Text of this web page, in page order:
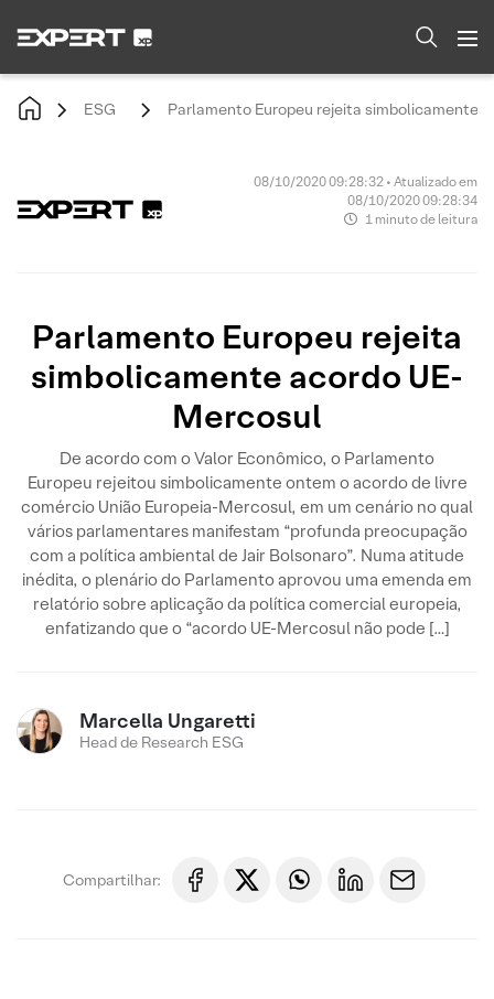
ESG Parlamento Europeu rejeita simbolicamente
08/10/2020 09:28:32 • Atualizado em
08/10/2020 09:28:34
1 minuto de leitura
Parlamento Europeu rejeita
simbolicamente acordo UE-
Mercosul
De acordo com o Valor Econômico, o Parlamento
Europeu rejeitou simbolicamente ontem o acordo de livre
comércio União Europeia-Mercosul, em um cenário no qual
vários parlamentares manifestam “profunda preocupação
com a política ambiental de Jair Bolsonaro”. Numa atitude
inédita, o plenário do Parlamento aprovou uma emenda em
relatório sobre aplicação da política comercial europeia,
enfatizando que o “acordo UE-Mercosul não pode […]
Marcella Ungaretti
Head de Research ESG
Compartilhar: